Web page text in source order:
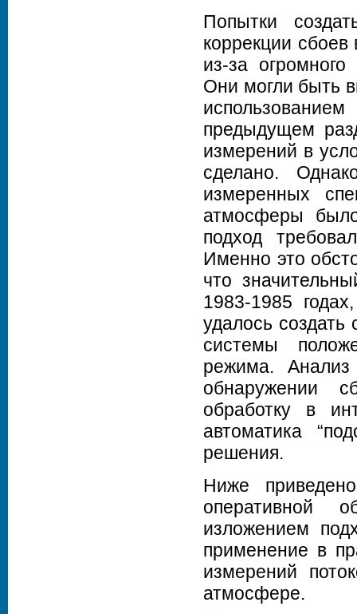
Попытки
коррекции
из‑за
Они могли быть
предыдущем
измерений в
сделано.
измеренных
атмосферы
подход
Именно это
что
1983‑1985
удалось создать
системы
режима.
обнаружении
обработку в
автоматика
решения.
Ниже
оперативной
изложением
применение в
измерений
атмосфере.